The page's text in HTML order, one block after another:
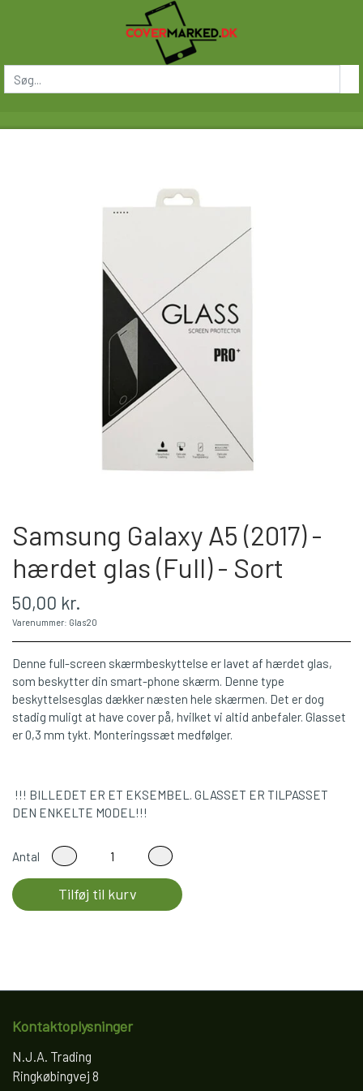
Samsung Galaxy A5 (2017) -
hærdet glas (Full) - Sort
50,00 kr.
Varenummer: Glas20
Denne full-screen skærmbeskyttelse er lavet af hærdet glas,
som beskytter din smart-phone skærm. Denne type
beskyttelsesglas dækker næsten hele skærmen. Det er dog
stadig muligt at have cover på, hvilket vi altid anbefaler. Glasset
er 0,3 mm tykt. Monteringssæt medfølger.
!!! BILLEDET ER ET EKSEMBEL. GLASSET ER TILPASSET
DEN ENKELTE MODEL!!!
Antal
Tilføj til kurv
Kontaktoplysninger
N.J.A. Trading
Ringkøbingvej 8